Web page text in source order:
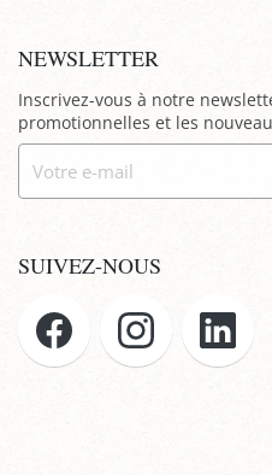
NEWSLETTER
Inscrivez-vous à notre
promotionnelles et les
SUIVEZ-NOUS